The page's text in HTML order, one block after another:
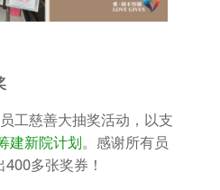
工慈善大抽奖活动，以⽀
建新院计划。感谢所有员
多张奖券！